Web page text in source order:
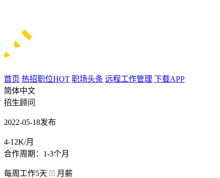
首页 热招职位HOT 职场头条 远程工作管理 下载APP
简体中文
招生顾问
2022-05-18发布
4-12K/月
合作周期：1-3个月
每周工作5天 月薪